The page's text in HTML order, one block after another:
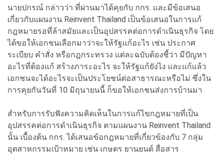
นายปกรณ์ กล่าวว่า ที่ผ่านมาได้คุยกับ กกร. และมีข้อเสนอ
เกี่ยวกับแผนงาน Reinvent Thailand เป็นข้อเสนอในการแก้
กฎหมายรอที่ล้าสมัยและเป็นอุปสรรคต่อการดำเนินธุรกิจ โดย
ได้ขอให้เอกชนเลือกมาว่าจะให้รัฐแก้อะไร เช่น ประกาศ
ระเบียบ คำสั่ง หรือกฎกระทรวง แต่ละฉบับต้องชี้ว่า มีปัญหา
อะไรที่ต้องแก้ สร้างภาระอะไร จะให้รัฐแก้ยังไง และแก้แล้ว
เอกชนจะได้อะไรจะเป็นประโยชน์ต่อสาธารณะหรือไม่ ซึ่งใน
การคุยกันวันที่ 10 มิถุนายนนี้ ก็ขอให้เอกชนส่งการบ้านมา
สำหรับการรับฟังความคิดเห็นในการแก้ไขกฎหมายที่เป็น
อุปสรรคต่อการดำเนินธุรกิจ ตามแผนงาน Reinvent Thailand
นั้น เบื้องต้น กกร. ได้เสนอข้อกฎหมายที่เกี่ยวข้องกับ 7 กลุ่ม
อุตสาหกรรมเป้าหมาย เช่น เกษตร ยานยนต์ สื่อสาร